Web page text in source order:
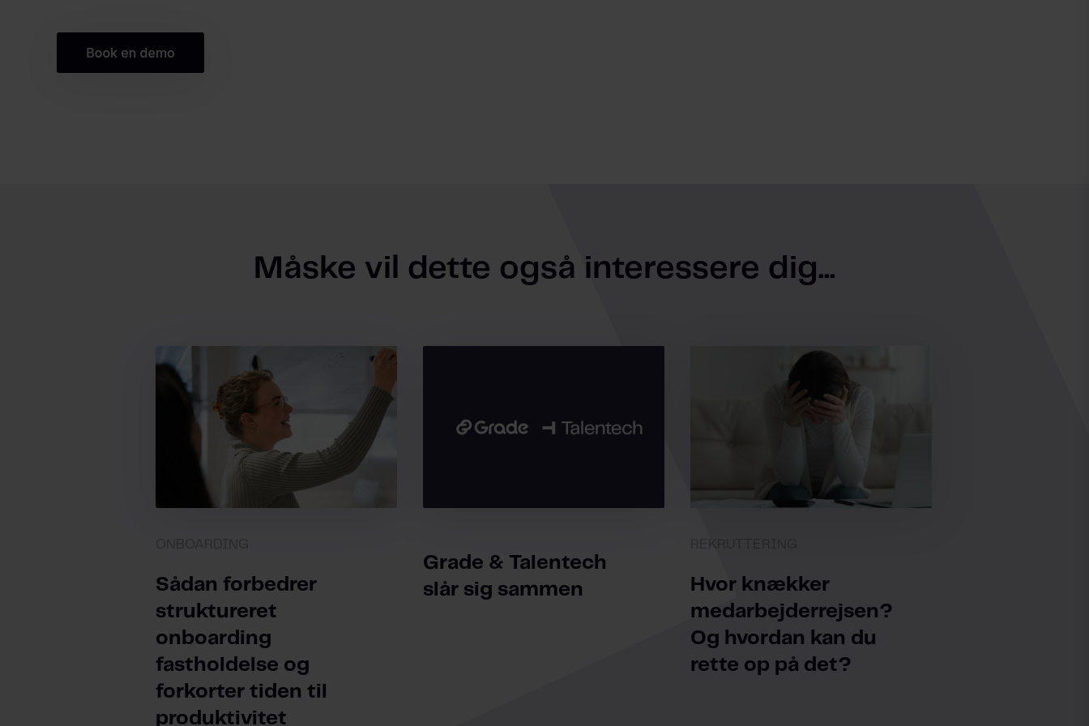
Måske vil dette også interessere dig...
Sådan forbedrer
struktureret
onboarding
fastholdelse og
forkorter tiden til
produktivitet
Grade & Talentech
slår sig sammen
REKRUTTERING
Hvor knækker
medarbejderrejsen?
Og hvordan kan du
rette op på det?